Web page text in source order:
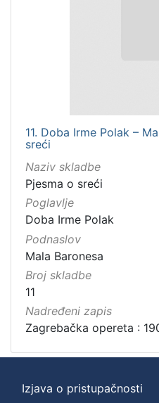
11. Doba Irme Polak –
sreći
Naziv skladbe
Pjesma o sreći
Poglavlje
Doba Irme Polak
Podnaslov
Mala Baronesa
Broj skladbe
11
Nadređeni zapis
Zagrebačka opereta :
Izjava o pristupačnosti